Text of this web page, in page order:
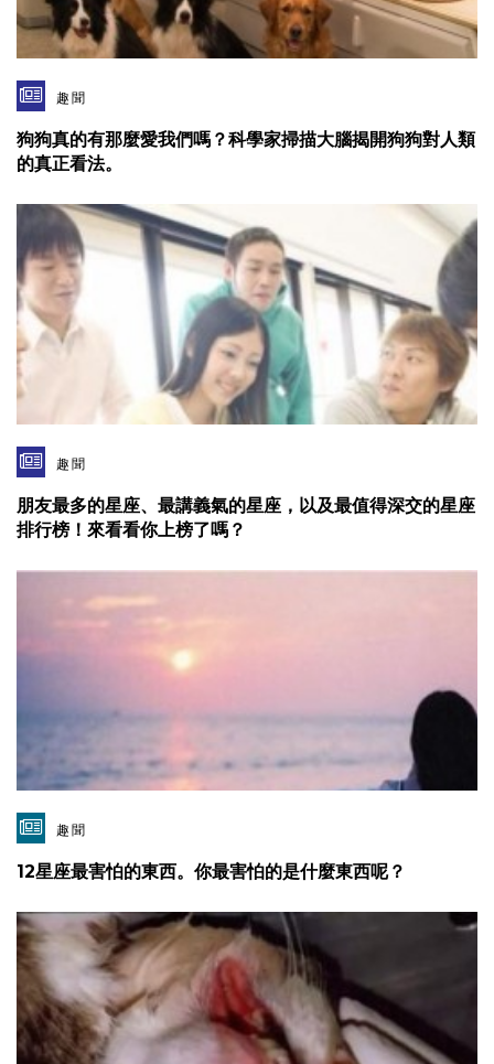
趣聞
狗狗真的有那麼愛我們嗎？科學家掃描大腦揭開狗狗對人類
的真正看法。
趣聞
朋友最多的星座、最講義氣的星座，以及最值得深交的星座
排行榜！來看看你上榜了嗎？
趣聞
12星座最害怕的東西。你最害怕的是什麼東西呢？